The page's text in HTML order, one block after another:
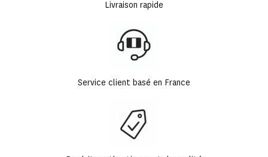
Livraison rapide
Service client basé en France